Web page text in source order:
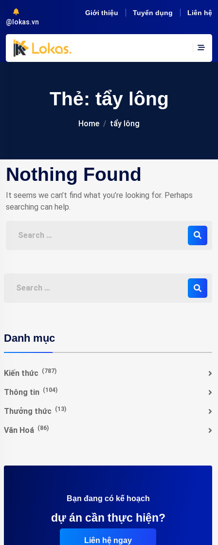
@lokas.vn
Giới thiệu Tuyển dụng Liên hệ
Thẻ: tẩy lông
Home tẩy lông
Nothing Found
It seems we can’t find what you’re looking for. Perhaps
searching can help.
Danh mục
Kiến thức (787)
Thông tin (104)
Thưởng thức (13)
Văn Hoá (86)
Bạn đang có kế hoạch
dự án cần thực hiện?
Liên hệ ngay